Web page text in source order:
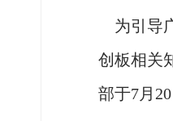
为引导
创板相关
部于7月